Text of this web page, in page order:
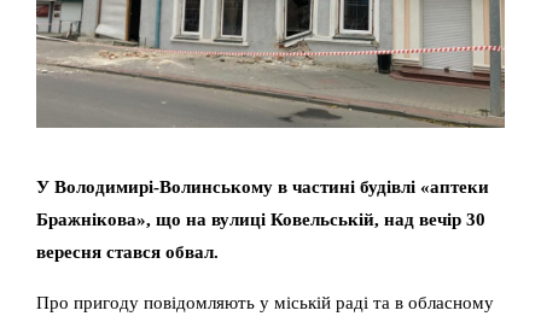
У Володимирі-Волинському в частині будівлі «аптеки
Бражнікова», що на вулиці Ковельській, над вечір 30
вересня стався обвал.
Про пригоду повідомляють у міській раді та в обласному